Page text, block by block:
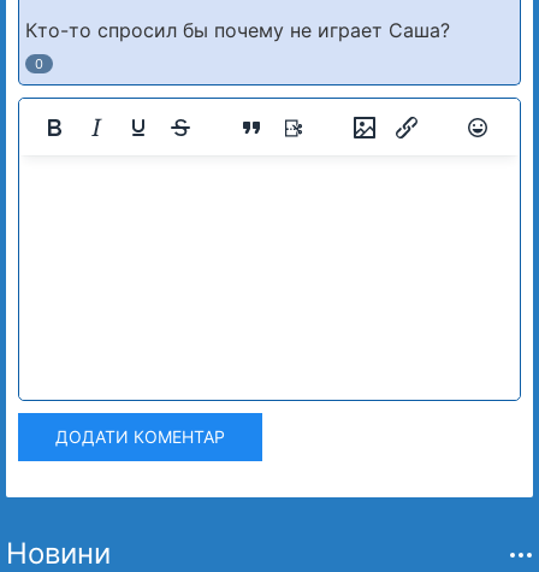
Кто-то спросил бы почему не играет Саша?
0
ДОДАТИ КОМЕНТАР
Новини